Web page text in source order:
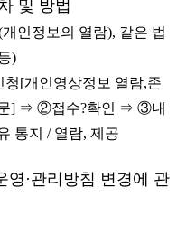
및 방법
인정보의 열람), 같은 법
)
[개인영상정보 열람,존
문] ⇒ ②접수?확인 ⇒ ③내
통지 / 열람, 제공
영·관리방침 변경에 관